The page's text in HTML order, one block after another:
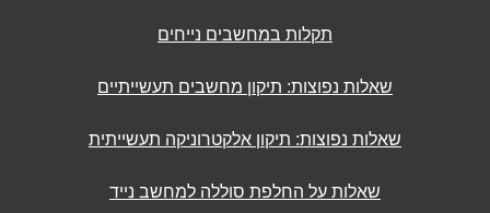
תקלות במחשבים נייחים
שאלות נפוצות: תיקון מחשבים תעשייתיים
שאלות נפוצות: תיקון אלקטרוניקה תעשייתית
שאלות על החלפת סוללה למחשב נייד